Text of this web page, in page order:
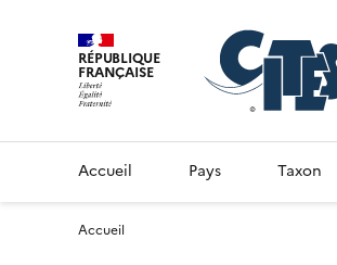
RÉPUBLIQUE
FRANÇAISE
Accueil Pays Taxon
Accueil